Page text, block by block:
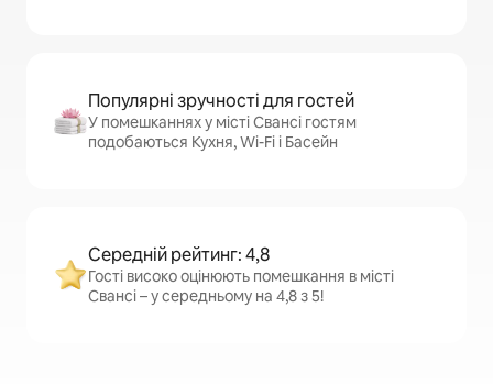
Популярні зручності для гостей
У помешканнях у місті Свансі гостям
подобаються Кухня, Wi-Fi і Басейн
Середній рейтинг: 4,8
Гості високо оцінюють помешкання в місті
Свансі – у середньому на 4,8 з 5!